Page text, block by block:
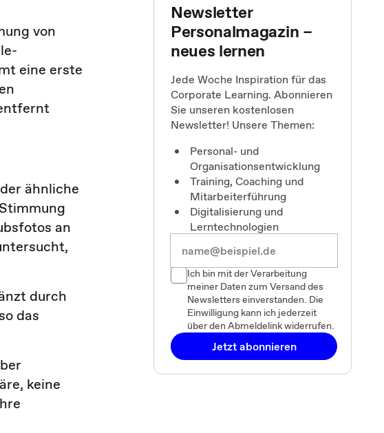
von
eine erste
ähnliche
an
durch
das
keine
Newsletter
Personalmagazin –
neues lernen
Jede Woche Inspiration für das
Corporate Learning. Abonnieren
Sie unseren kostenlosen
Newsletter! Unsere Themen:
Personal- und
Organisationsentwicklung
Training, Coaching und
Mitarbeiterführung
Digitalisierung und
Lerntechnologien
Ich bin mit der Verarbeitung
meiner Daten zum Versand des
Newsletters einverstanden. Die
Einwilligung kann ich jederzeit
über den Abmeldelink widerrufen.
Jetzt abonnieren